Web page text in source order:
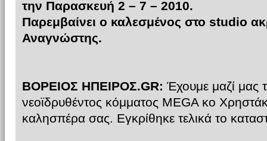
την Παρασκευή 2 – 7 – 2010.
Παρεμβαίνει ο καλεσμένος στο studio
Αναγνώστης.
ΒΟΡΕΙΟΣ ΗΠΕΙΡΟΣ.GR: Έχουμε μαζί μας
νεοϊδρυθέντος κόμματος MEGA κο
καλησπέρα σας. Εγκρίθηκε τελικά το